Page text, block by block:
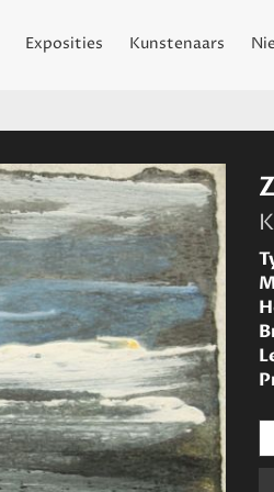
Exposities Kunstenaars